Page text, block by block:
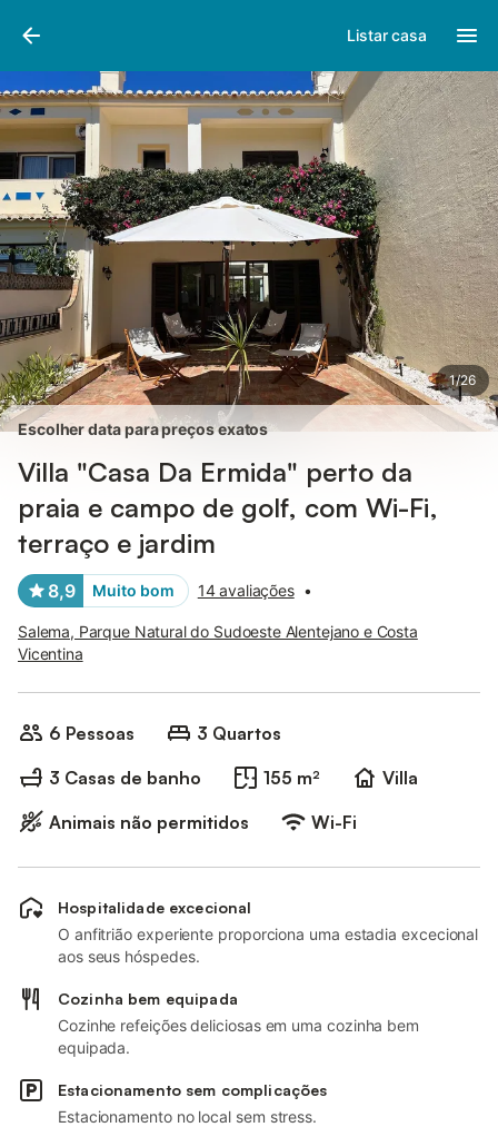
Listar casa
1/26
Fotos
Escolher data para preços exatos
Villa "Casa Da Ermida" perto da
praia e campo de golf, com Wi-Fi,
terraço e jardim
8,9 Muito bom 14 avaliações •
Salema, Parque Natural do Sudoeste Alentejano e Costa
Vicentina
6 Pessoas
3 Quartos
3 Casas de banho
155 m²
Villa
Animais não permitidos
Wi-Fi
Hospitalidade excecional
O anfitrião experiente proporciona uma estadia excecional
aos seus hóspedes.
Cozinha bem equipada
Cozinhe refeições deliciosas em uma cozinha bem
equipada.
Estacionamento sem complicações
Estacionamento no local sem stress.